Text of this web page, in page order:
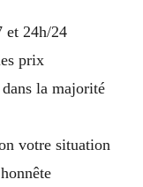
et 24h/24
prix
la majorité
votre situation